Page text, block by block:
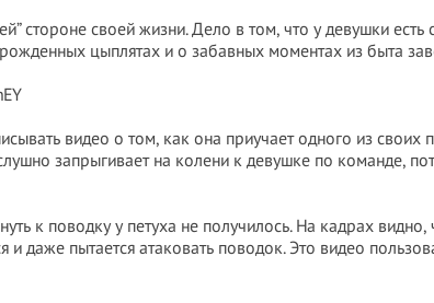
стороне своей жизни. Дело в том, что у девушки
цыплятах и о забавных моментах из быта
видео о том, как она приучает одного из своих
запрыгивает на колени к девушке по команде,
к поводку у петуха не получилось. На кадрах
и даже пытается атаковать поводок. Это видео